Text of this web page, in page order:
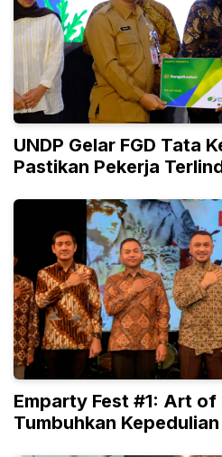
UNDP Gelar FGD Tata
Pastikan Pekerja
Emparty Fest #1: Art of
Tumbuhkan